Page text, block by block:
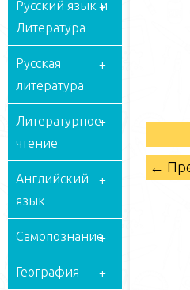
Русский язык и
Литература
Русская
литература
Литературное
чтение
Английский
язык
Самопознание
География
←